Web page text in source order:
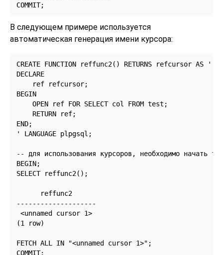
COMMIT;
В следующем примере используется
автоматическая генерация имени курсора:
CREATE FUNCTION reffunc2() RETURNS refcursor AS '
DECLARE
    ref refcursor;
BEGIN
    OPEN ref FOR SELECT col FROM test;
    RETURN ref;
END;
' LANGUAGE plpgsql;
-- для использования курсоров, необходимо начать
BEGIN;
SELECT reffunc2();
      reffunc2
--------------------
<unnamed cursor 1>
(1 row)
FETCH ALL IN "<unnamed cursor 1>";
COMMIT;